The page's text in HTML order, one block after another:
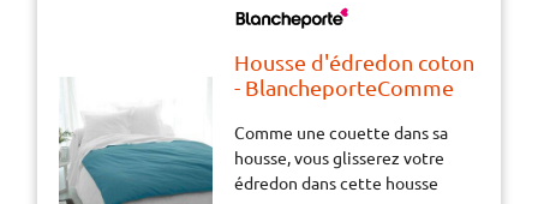
Housse d'édredon coton
- BlancheporteComme
housse, vous glisserez
votre édredon dans
cette housse
Comme une couette dans sa
housse, vous glisserez votre
édredon dans cette housse